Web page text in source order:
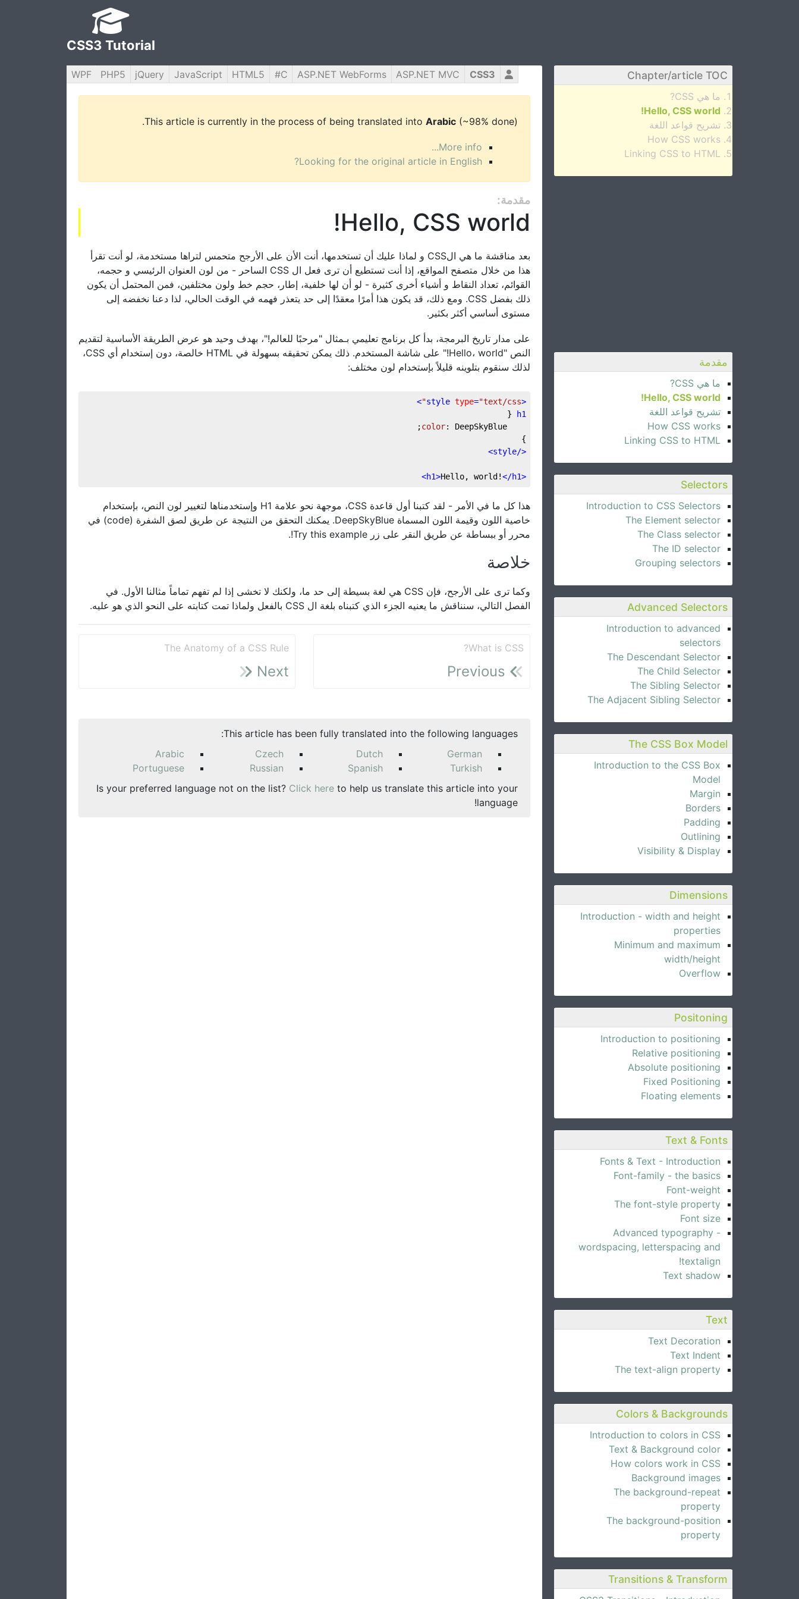
CSS3 Tutorial
Chapter/article TOC
ما هي CSS?
Hello, CSS world!
تشريح قواعد اللغة
How CSS works
Linking CSS to HTML
مقدمة
ما هي CSS?
Hello, CSS world!
تشريح قواعد اللغة
How CSS works
Linking CSS to HTML
Selectors
Introduction to CSS Selectors
The Element selector
The Class selector
The ID selector
Grouping selectors
Advanced Selectors
Introduction to advanced
selectors
The Descendant Selector
The Child Selector
The Sibling Selector
The Adjacent Sibling Selector
The CSS Box Model
Introduction to the CSS Box
Model
Margin
Borders
Padding
Outlining
Visibility & Display
Dimensions
Introduction - width and height
properties
Minimum and maximum
width/height
Overflow
Positoning
Introduction to positioning
Relative positioning
Absolute positioning
Fixed Positioning
Floating elements
Text & Fonts
Fonts & Text - Introduction
Font-family - the basics
Font-weight
The font-style property
Font size
Advanced typography -
wordspacing, letterspacing and
textalign!
Text shadow
Text
Text Decoration
Text Indent
The text-align property
Colors & Backgrounds
Introduction to colors in CSS
Text & Background color
How colors work in CSS
Background images
The background-repeat
property
The background-position
property
Transitions & Transform
CSS3
ASP.NET MVC
ASP.NET WebForms
C#
HTML5
JavaScript
jQuery
PHP5
WPF
This article is currently in the process of being translated into Arabic (~98% done).
More info...
Looking for the original article in English?
مقدمة:
Hello, CSS world!
بعد مناقشة ما هي الCSS و لماذا عليك أن تستخدمها، أنت الأن على الأرجح متحمس لتراها مستخدمة، لو أنت تقرأ
هذا من خلال متصفح المواقع، إذا أنت تستطيع أن ترى فعل ال CSS الساحر - من لون العنوان الرئيسي و حجمه،
القوائم، تعداد النقاط و أشياء أخرى كثيرة - لو أن لها خلفية، إطار، حجم خط ولون مختلفين، فمن المحتمل أن يكون
ذلك بفضل CSS. ومع ذلك، قد يكون هذا أمرًا معقدًا إلى حد يتعذر فهمه في الوقت الحالي، لذا دعنا نخفضه إلى
مستوى أساسي أكثر بكثير.
على مدار تاريخ البرمجة، بدأ كل برنامج تعليمي بـمثال "مرحبًا للعالم!"، بهدف وحيد هو عرض الطريقة الأساسية لتقديم
النص "Hello، world!" على شاشة المستخدم. ذلك يمكن تحقيقه بسهولة في HTML خالصة، دون إستخدام أي CSS،
لذلك سنقوم بتلوينه قليلاً بإستخدام لون مختلف:
<
style type="text/css"
>
h1
color
}
</
style
>
<
h1>Hello, world!</h1
>
هذا كل ما في الأمر - لقد كتبنا أول قاعدة CSS، موجهة نحو علامة H1 وإستخدمناها لتغيير لون النص، بإستخدام
خاصية اللون وقيمة اللون المسماة DeepSkyBlue. يمكنك التحقق من النتيجة عن طريق لصق الشفرة (code) في
محرر أو ببساطة عن طريق النقر على زر Try this example!.
خلاصة
وكما ترى على الأرجح، فإن CSS هي لغة بسيطة إلى حد ما، ولكنك لا تخشى إذا لم تفهم تماماً مثالنا الأول. في
الفصل التالي، سنناقش ما يعنيه الجزء الذي كتبناه بلغة ال CSS بالفعل ولماذا تمت كتابته على النحو الذي هو عليه.
What is CSS?
The Anatomy of a CSS Rule
Next
This article has been fully translated into the following languages:
Arabic
Czech Dutch
German
Portuguese
Russian Spanish
Turkish
Is your preferred language not on the list? Click here to help us translate this article into your
language!